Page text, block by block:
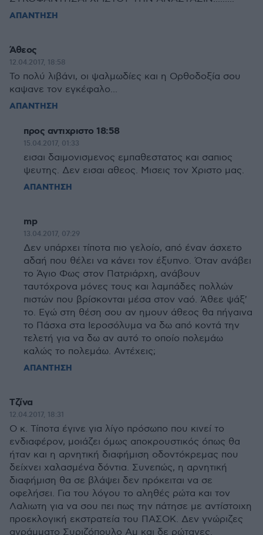
ΑΠΑΝΤΗΣΗ
Άθεος
12.04.2017, 18:58
Το πολύ λιβάνι, οι ψαλμωδίες και η Ορθοδοξία σου
καψανε τον εγκέφαλο...
ΑΠΑΝΤΗΣΗ
προς αντιχριστο 18:58
15.04.2017, 01:33
εισαι δαιμονισμενος εμπαθεστατος και σαπιος
ψευτης. Δεν εισαι αθεος. Μισεις τον Χριστο μας.
ΑΠΑΝΤΗΣΗ
mp
13.04.2017, 07:29
Δεν υπάρχει τίποτα πιο γελοίο, από έναν άσχετο
αδαή που θέλει να κάνει τον έξυπνο. Όταν ανάβει
το Άγιο Φως στον Πατριάρχη, ανάβουν
ταυτόχρονα μόνες τους και λαμπάδες πολλών
πιστών που βρίσκονται μέσα στον ναό. Άθεε ψάξ'
το. Εγώ στη θέση σου αν ημουν άθεος θα πήγαινα
το Πάσχα στα Ιεροσόλυμα να δω από κοντά την
τελετή για να δω αν αυτό το οποίο πολεμάω
καλώς το πολεμάω. Αντέχεις;
ΑΠΑΝΤΗΣΗ
Τζίνα
12.04.2017, 18:31
Ο κ. Τίποτα έγινε για λίγο πρόσωπο που κινεί το
ενδιαφέρον, μοιάζει όμως αποκρουστικός όπως θα
ήταν και η αρνητική διαφήμιση οδοντόκρεμας που
δείχνει χαλασμένα δόντια. Συνεπώς, η αρνητική
διαφήμιση θα σε βλάψει δεν πρόκειται να σε
οφελήσει. Για του λόγου το αληθές ρώτα και τον
Λαλιωτη για να σου πει πως την πάτησε με αντίστοιχη
προεκλογική εκστρατεία του ΠΑΣΟΚ. Δεν γνώριζες
αγράμματο Συριζόπουλο Αμ και δε ρώταγες.